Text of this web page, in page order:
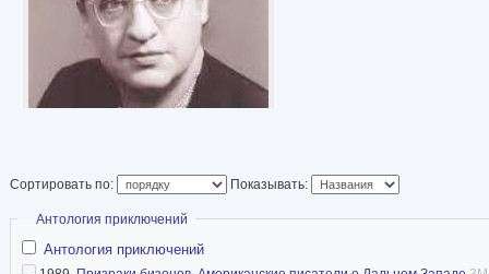
Сортировать по: Показывать:
Скрыть
Антология приключений
Антология приключений